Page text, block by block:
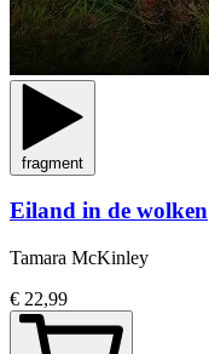
fragment
Eiland in de wolken
Tamara McKinley
€ 22,99